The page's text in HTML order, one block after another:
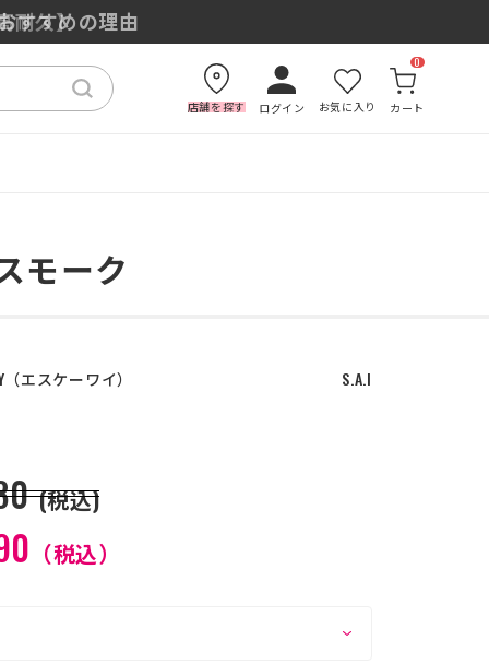
すすめの理由
店舗を探す ログイン お気に入り カート
0
モーク
エスケーワイ S.A.I
(税込)
（税込）